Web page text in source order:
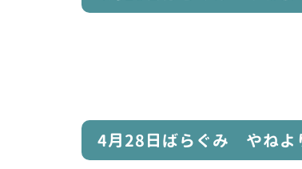
4月28日ばらぐみ やね